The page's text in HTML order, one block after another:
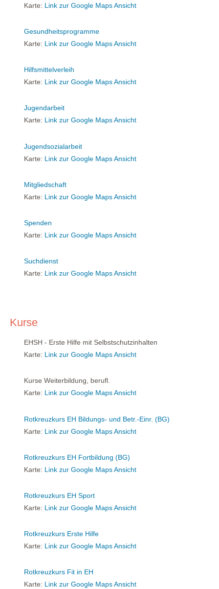
Karte: Link zur Google Maps Ansicht
Gesundheitsprogramme
Karte: Link zur Google Maps Ansicht
Hilfsmittelverleih
Karte: Link zur Google Maps Ansicht
Jugendarbeit
Karte: Link zur Google Maps Ansicht
Jugendsozialarbeit
Karte: Link zur Google Maps Ansicht
Mitgliedschaft
Karte: Link zur Google Maps Ansicht
Spenden
Karte: Link zur Google Maps Ansicht
Suchdienst
Karte: Link zur Google Maps Ansicht
Kurse
EHSH - Erste Hilfe mit Selbstschutzinhalten
Karte: Link zur Google Maps Ansicht
Kurse Weiterbildung, berufl.
Karte: Link zur Google Maps Ansicht
Rotkreuzkurs EH Bildungs- und Betr.-Einr. (BG)
Karte: Link zur Google Maps Ansicht
Rotkreuzkurs EH Fortbildung (BG)
Karte: Link zur Google Maps Ansicht
Rotkreuzkurs EH Sport
Karte: Link zur Google Maps Ansicht
Rotkreuzkurs Erste Hilfe
Karte: Link zur Google Maps Ansicht
Rotkreuzkurs Fit in EH
Karte: Link zur Google Maps Ansicht